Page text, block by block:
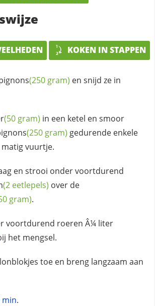
KOKEN IN STAPPEN
(250 gram) en snijd ze in
(50 gram) in een ketel en smoor
(250 gram) gedurende enkele
vuurtje.
en strooi onder voortdurend
(2 eetlepels) over de
gram).
voortdurend roeren Â¼ liter
het mengsel.
toe en breng langzaam aan
min.